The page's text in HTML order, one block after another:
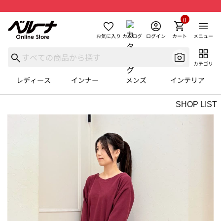
お気に入り カタログ ログイン カート
0
メニュー
カテゴリ
レディース インナー メンズ インテリア
SHOP LIST